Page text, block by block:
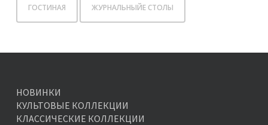
ГОСТИНАЯ ЖУРНАЛЬНЫЙЕ СТОЛЫ
НОВИНКИ
КУЛЬТОВЫЕ КОЛЛЕКЦИИ
КЛАССИЧЕСКИЕ КОЛЛЕКЦИИ